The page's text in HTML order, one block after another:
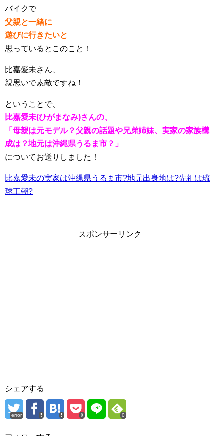
バイクで
父親と一緒に
遊びに行きたいと
思っているとこのこと！
比嘉愛未さん、
親思いで素敵ですね！
ということで、
比嘉愛未(ひがまなみ)さんの、
「母親は元モデル？父親の話題や兄弟姉妹、実家の家族構
成は？地元は沖縄県うるま市？」
についてお送りしました！
比嘉愛未の実家は沖縄県うるま市?地元出身地は?先祖は琉
球王朝?
スポンサーリンク
シェアする
error 0 0